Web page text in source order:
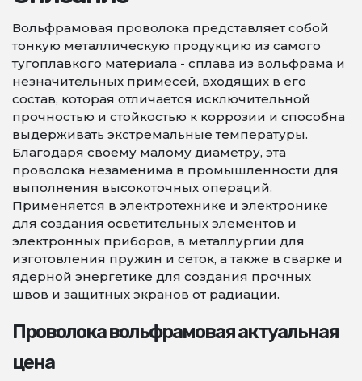
Вольфрамовая проволока представляет собой
тонкую металлическую продукцию из самого
тугоплавкого материала - сплава из вольфрама и
незначительных примесей, входящих в его
состав, которая отличается исключительной
прочностью и стойкостью к коррозии и способна
выдерживать экстремальные температуры.
Благодаря своему малому диаметру, эта
проволока незаменима в промышленности для
выполнения высокоточных операций.
Применяется в электротехнике и электронике
для создания осветительных элементов и
электронных приборов, в металлургии для
изготовления пружин и сеток, а также в сварке и
ядерной энергетике для создания прочных
швов и защитных экранов от радиации.
Проволока вольфрамовая актуальная
цена